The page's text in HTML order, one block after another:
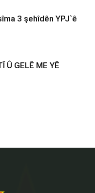
3 şehîdên YPJ`ê
Û GELÊ ME YÊ